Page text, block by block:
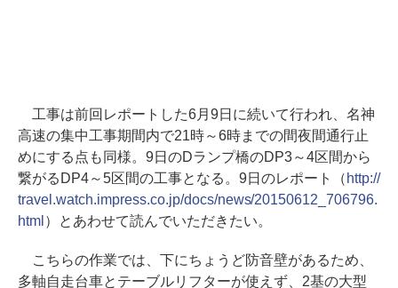
工事は前回レポートした6月9日に続いて行われ、名神
高速の集中工事期間内で21時～6時までの間夜間通行止
めにする点も同様。9日のDランプ橋のDP3～4区間から
繋がるDP4～5区間の工事となる。9日のレポート（ http://
travel.watch.impress.co.jp/docs/news/20150612_706796.
html ）とあわせて読んでいただきたい。
こちらの作業では、下にちょうど防音壁があるため、
多軸自走台車とテーブルリフターが使えず、2基の大型